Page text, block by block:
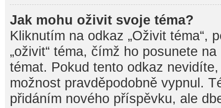
Jak mohu oživit svoje téma?
Kliknutím na odkaz „Oživit téma“,
„oživit“ téma, čímž ho posunete
témat. Pokud tento odkaz
možnost pravděpodobně vypnul.
přidáním nového příspěvku, ale